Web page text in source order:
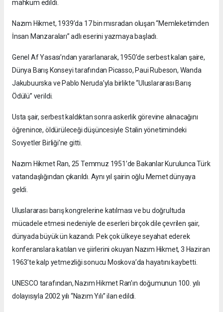
mahkum edildi.
Nazım Hikmet, 1939’da 17 bin mısradan oluşan “Memleketimden
İnsan Manzaraları” adlı eserini yazmaya başladı.
Genel Af Yasası’ndan yararlanarak, 1950’de serbest kalan şaire,
Dünya Barış Konseyi tarafından Picasso, Paui Rubeson, Wanda
Jakubuurska ve Pablo Neruda’yla birlikte “Uluslararası Barış
Ödülü” verildi.
Usta şair, serbest kaldıktan sonra askerlik görevine alınacağını
öğrenince, öldürüleceği düşüncesiyle Stalin yönetimindeki
Sovyetler Birliği’ne gitti.
Nazım Hikmet Ran, 25 Temmuz 1951’de Bakanlar Kurulunca Türk
vatandaşlığından çıkarıldı. Aynı yıl şairin oğlu Memet dünyaya
geldi.
Uluslararası barış kongrelerine katılması ve bu doğrultuda
mücadele etmesi nedeniyle de eserleri birçok dile çevrilen şair,
dünyada büyük ün kazandı. Pek çok ülkeye seyahat ederek
konferanslara katılan ve şiirlerini okuyan Nazım Hikmet, 3 Haziran
1963’te kalp yetmezliği sonucu Moskova’da hayatını kaybetti.
UNESCO tarafından, Nazım Hikmet Ran’ın doğumunun 100. yılı
dolayısıyla 2002 yılı “Nazım Yılı” ilan edildi.